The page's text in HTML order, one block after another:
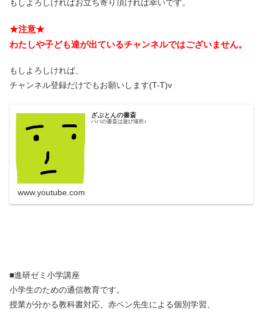
もしよろしければお立ち寄り頂ければ幸いです。
★注意★
わたしや子ども達が出ているチャンネルではございません。
もしよろしければ、
チャンネル登録だけでもお願いします(T-T)v
ざぶとんの書斎
パパの書斎は遊び場所♪
www.youtube.com
■進研ゼミ小学講座
小学生のための通信教育です。
授業が分かる教科書対応、赤ペン先生による個別学習、